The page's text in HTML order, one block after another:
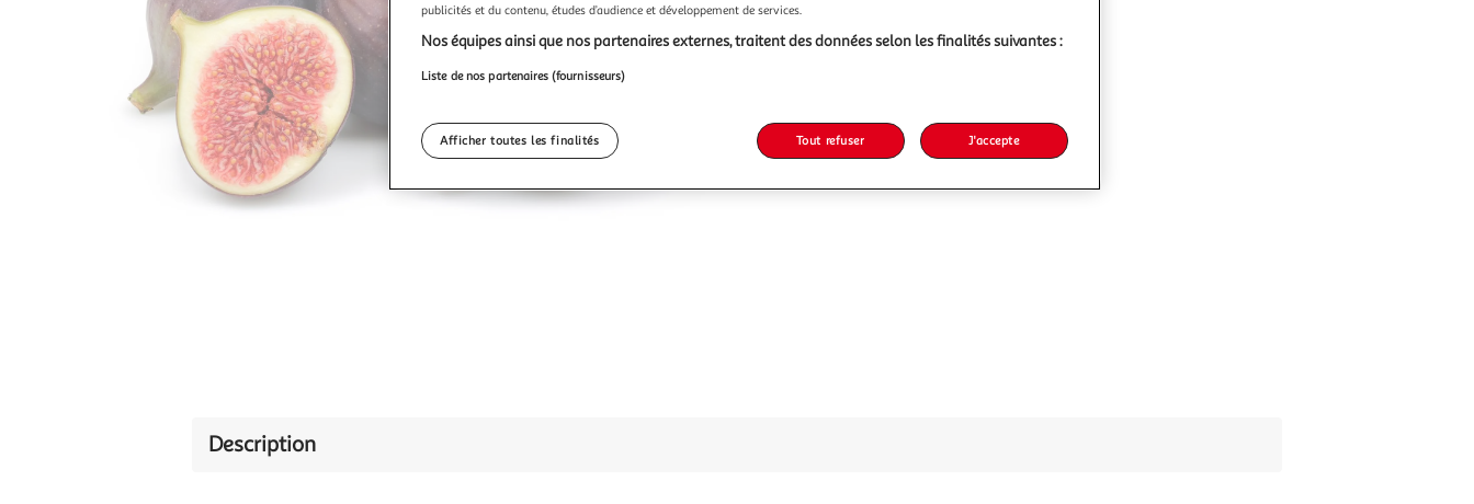
Description
publicités et du contenu, études d’audience et développement de services.
Nos équipes ainsi que nos partenaires externes, traitent des données selon les finalités suivantes :
Liste de nos partenaires (fournisseurs)
Afficher toutes les finalités Tout refuser J'accepte